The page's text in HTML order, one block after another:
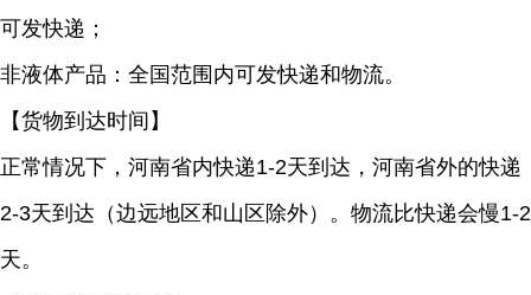
可发快递；
非液体产品：全国范围内可发快递和物流。
【货物到达时间】
正常情况下，河南省内快递1-2天到达，河南省外的快递
2-3天到达（边远地区和山区除外）。物流比快递会慢1-2
天。